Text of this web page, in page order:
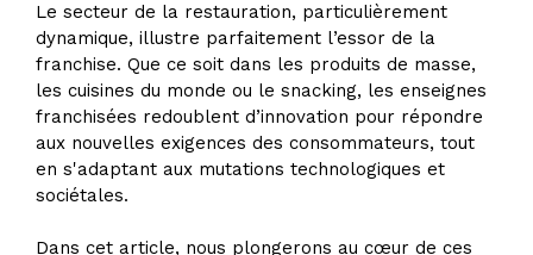
Le secteur de la restauration, particulièrement
dynamique, illustre parfaitement l’essor de la
franchise. Que ce soit dans les produits de masse,
les cuisines du monde ou le snacking, les enseignes
franchisées redoublent d’innovation pour répondre
aux nouvelles exigences des consommateurs, tout
en s'adaptant aux mutations technologiques et
sociétales.
Dans cet article, nous plongerons au cœur de ces